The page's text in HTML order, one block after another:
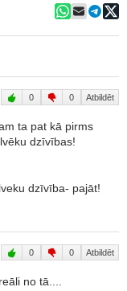
0 0 Atbildēt
ta pat kā pirms
dzīvības!
dzīvība- pajāt!
0 0 Atbildēt
no tā....